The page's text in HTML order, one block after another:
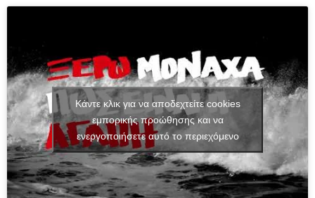
Κάντε κλικ για να αποδεχτείτε cookies
εμπορικής προώθησης και να
ενεργοποιήσετε αυτό το περιεχόμενο